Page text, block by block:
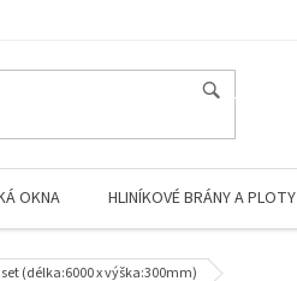
OKNA HLINÍKOVÉ BRÁNY A PLOTY
(délka:6000 x výška:300mm)